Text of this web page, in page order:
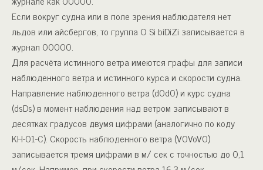
Если вокруг судна или в поле зрения наблюдателя нет
льдов или айсбергов, то группа О Si biDiZi записывается в
журнал 00000.
Для расчёта истинного ветра имеются графы для записи
наблюденного ветра и истинного курса и скорости судна.
Направление наблюденного ветра (d0d0) и курс судна
(dsDs) в момент наблюдения над ветром записывают в
десятках градусов двумя цифрами (аналогично по коду
КН-01-С). Скорость наблюденного ветра (V0VoV0)
записывается тремя цифрами в м/ сек с точностью до 0,1